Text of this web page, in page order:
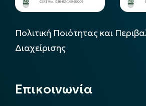
Πολιτική Ποιότητας και
Διαχείρισης
Επικοινωνία